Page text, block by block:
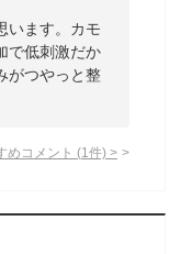
います。カモ
で低刺激だか
がつやっと整
めコメント (1 件) >